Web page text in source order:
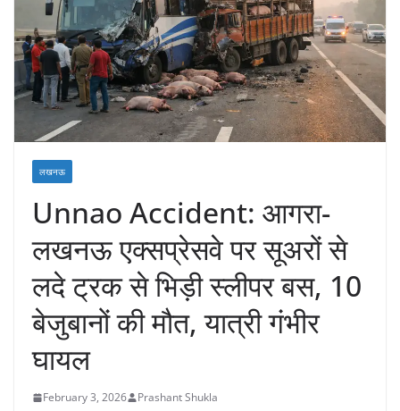
लखनऊ
Unnao Accident: आगरा-
लखनऊ एक्सप्रेसवे पर सूअरों से
लदे ट्रक से भिड़ी स्लीपर बस, 10
बेजुबानों की मौत, यात्री गंभीर
घायल
February 3, 2026 Prashant Shukla